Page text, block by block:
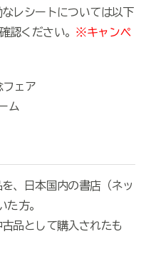
レシートについては以下
認ください。 ※キャンペ
フェア
ム
、日本国内の書店（ネッ
た方。
品として購入されたも